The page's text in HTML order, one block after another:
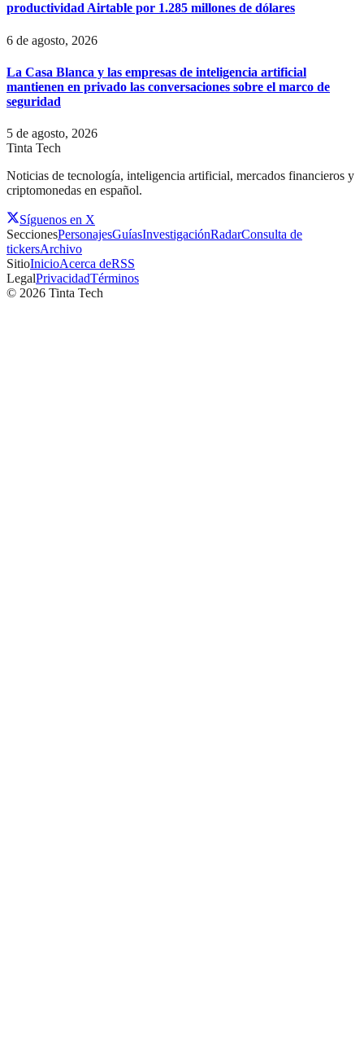
productividad Airtable por 1.285 millones de dólares
6 de agosto, 2026
La Casa Blanca y las empresas de inteligencia artificial
mantienen en privado las conversaciones sobre el marco de
seguridad
5 de agosto, 2026
Tinta Tech
Noticias de tecnología, inteligencia artificial, mercados financieros y
criptomonedas en español.
Síguenos en X
SeccionesPersonajesGuíasInvestigaciónRadarConsulta de
tickersArchivo
SitioInicioAcerca deRSS
LegalPrivacidadTérminos
© 2026 Tinta Tech